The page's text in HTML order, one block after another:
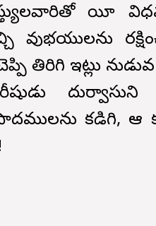
యీ
వుభయులను
తిరిగి ఇట్లు
కడిగి, ఆ